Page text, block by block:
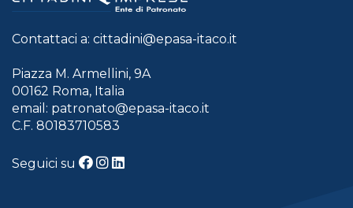
Contattaci a: cittadini@epasa-itaco.it
Piazza M. Armellini, 9A
00162 Roma, Italia
email: patronato@epasa-itaco.it
C.F. 80183710583
Seguici su